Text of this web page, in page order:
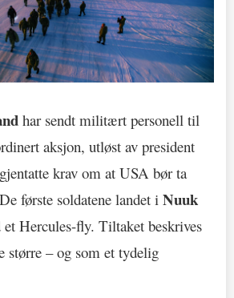
har sendt militært personell til
aksjon, utløst av president
gjentatte krav om at USA bør ta
første soldatene landet i Nuuk
et Hercules-fly. Tiltaket beskrives
større – og som et tydelig